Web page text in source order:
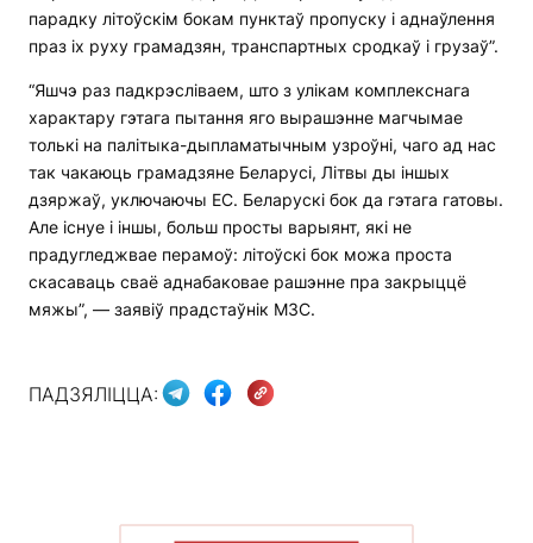
парадку літоўскім бокам пунктаў пропуску і аднаўлення
праз іх руху грамадзян, транспартных сродкаў і грузаў”.
“Яшчэ раз падкрэсліваем, што з улікам комплекснага
характару гэтага пытання яго вырашэнне магчымае
толькі на палітыка-дыпламатычным узроўні, чаго ад нас
так чакаюць грамадзяне Беларусі, Літвы ды іншых
дзяржаў, уключаючы ЕС. Беларускі бок да гэтага гатовы.
Але існуе і іншы, больш просты варыянт, які не
прадугледжвае перамоў: літоўскі бок можа проста
скасаваць сваё аднабаковае рашэнне пра закрыццё
мяжы”, — заявіў прадстаўнік МЗС.
ПАДЗЯЛІЦЦА: